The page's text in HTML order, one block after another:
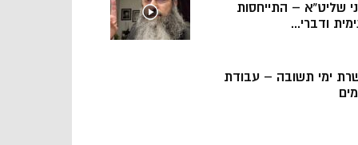
שליט”א – התייחסות
ודברי...
ימי תשובה – עבודת